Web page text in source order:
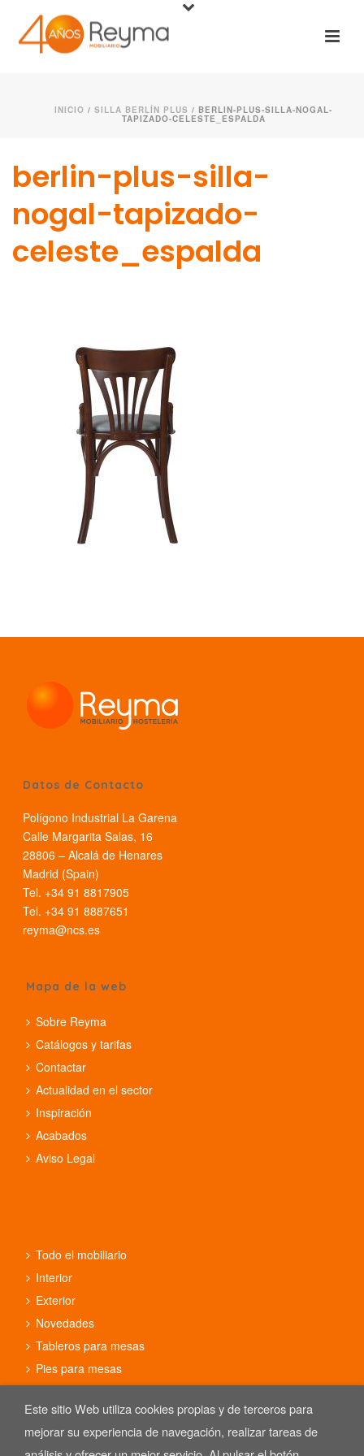
INICIO / SILLA BERLÍN PLUS / BERLIN-PLUS-SILLA-NOGAL-
TAPIZADO-CELESTE_ESPALDA
berlin-plus-silla-
nogal-tapizado-
celeste_espalda
Datos de Contacto
Polígono Industrial La Garena
Calle Margarita Salas, 16
28806 – Alcalá de Henares
Madrid (Spain)
Tel. +34 91 8817905
Tel. +34 91 8887651
reyma@ncs.es
Mapa de la web
Sobre Reyma
Catálogos y tarifas
Contactar
Actualidad en el sector
Inspiración
Acabados
Aviso Legal
Todo el mobiliario
Interior
Exterior
Novedades
Tableros para mesas
Pies para mesas
Este sitio Web utiliza cookies propias y de terceros para
mejorar su experiencia de navegación, realizar tareas de